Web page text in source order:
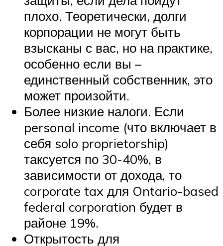
плохо. Теоретически, долги
корпорации не могут быть
взысканы с вас, но на практике,
особенно если вы –
единственный собственник, это
может произойти.
Более низкие налоги. Если
personal income (что включает в
себя solo proprietorship)
таксуется по 30-40%, в
зависимости от дохода, то
corporate tax для Ontario-based
federal corporation будет в
районе 19%.
Открытость для